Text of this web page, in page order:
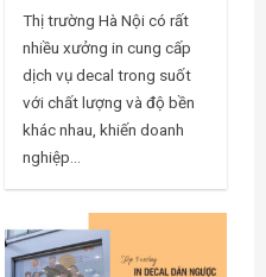
Thị trường Hà Nội có rất
nhiều xưởng in cung cấp
dịch vụ decal trong suốt
với chất lượng và độ bền
khác nhau, khiến doanh
nghiệp...